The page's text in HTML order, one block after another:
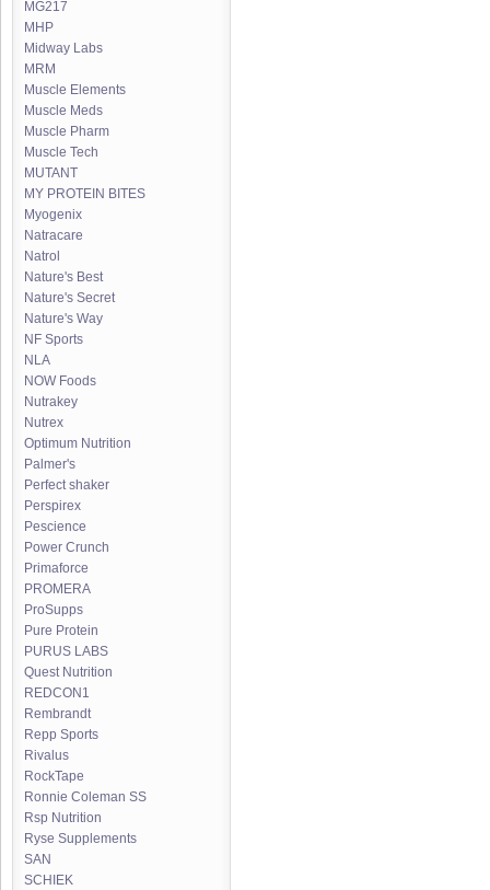
MG217
MHP
Midway Labs
MRM
Muscle Elements
Muscle Meds
Muscle Pharm
Muscle Tech
MUTANT
MY PROTEIN BITES
Myogenix
Natracare
Natrol
Nature's Best
Nature's Secret
Nature's Way
NF Sports
NLA
NOW Foods
Nutrakey
Nutrex
Optimum Nutrition
Palmer's
Perfect shaker
Perspirex
Pescience
Power Crunch
Primaforce
PROMERA
ProSupps
Pure Protein
PURUS LABS
Quest Nutrition
REDCON1
Rembrandt
Repp Sports
Rivalus
RockTape
Ronnie Coleman SS
Rsp Nutrition
Ryse Supplements
SAN
SCHIEK